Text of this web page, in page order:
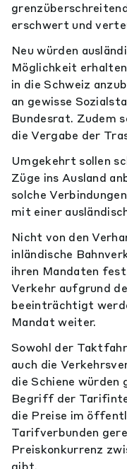
erschwert und
Neu würden
Möglichkeit
in die Schweiz
an gewisse
Bundesrat. Zudem
die Vergabe der
Umgekehrt sollen
Züge ins Ausland
solche
mit einer
Nicht von den
inländische
ihren Mandaten
Verkehr aufgrund
beeinträchtigt
Mandat weiter.
Sowohl der
auch die
die Schiene
Begriff der
die Preise im
Tarifverbunden
Preiskonkurrenz
gibt.